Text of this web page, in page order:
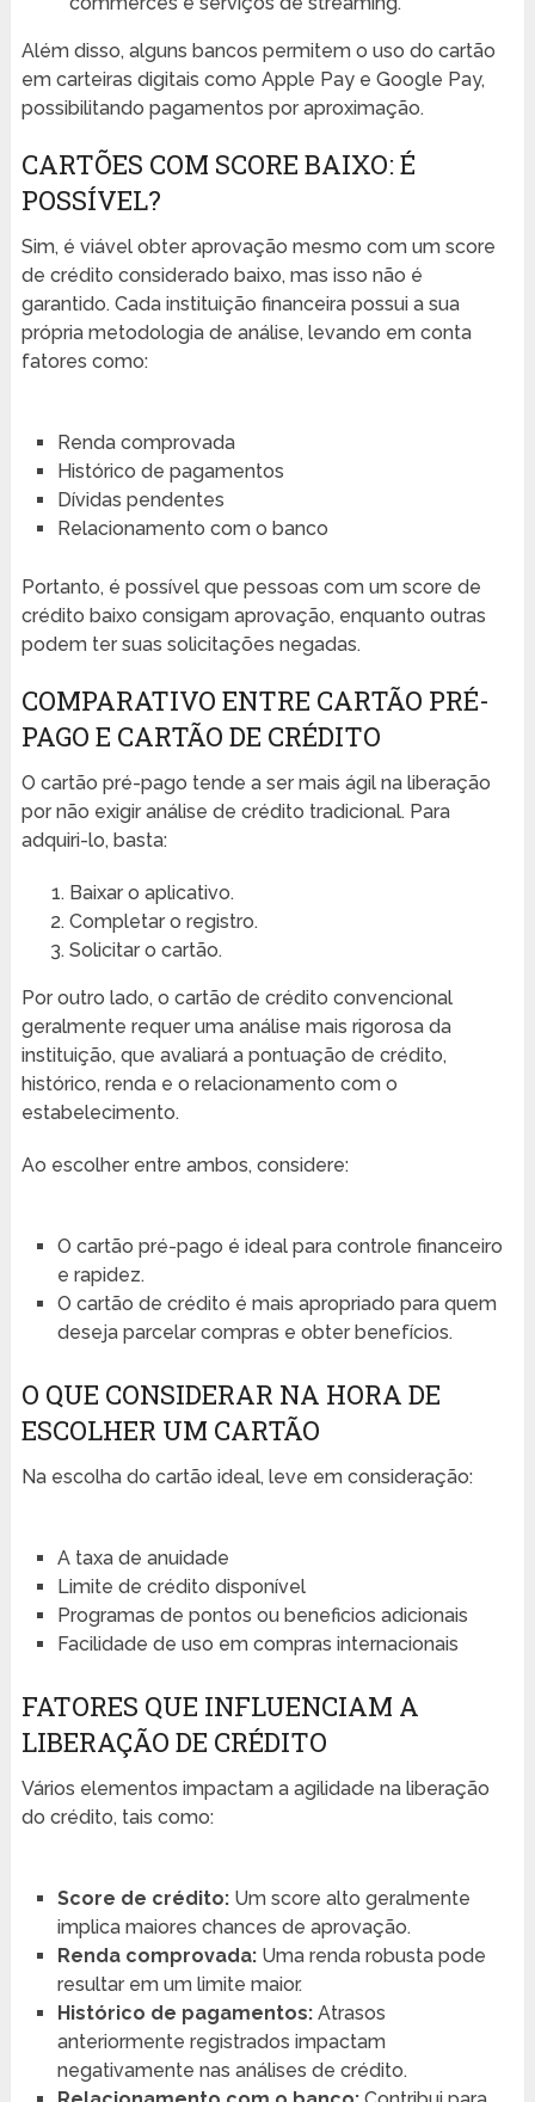
Além disso, alguns bancos permitem o uso do cartão
em carteiras digitais como Apple Pay e Google Pay,
possibilitando pagamentos por aproximação.
CARTÕES COM SCORE BAIXO: É
POSSÍVEL?
Sim, é viável obter aprovação mesmo com um score
de crédito considerado baixo, mas isso não é
garantido. Cada instituição financeira possui a sua
própria metodologia de análise, levando em conta
fatores como:
Renda comprovada
Histórico de pagamentos
Dívidas pendentes
Relacionamento com o banco
Portanto, é possível que pessoas com um score de
crédito baixo consigam aprovação, enquanto outras
podem ter suas solicitações negadas.
COMPARATIVO ENTRE CARTÃO PRÉ-
PAGO E CARTÃO DE CRÉDITO
O cartão pré-pago tende a ser mais ágil na liberação
por não exigir análise de crédito tradicional. Para
adquiri-lo, basta:
Baixar o aplicativo.
Completar o registro.
Solicitar o cartão.
Por outro lado, o cartão de crédito convencional
geralmente requer uma análise mais rigorosa da
instituição, que avaliará a pontuação de crédito,
histórico, renda e o relacionamento com o
estabelecimento.
Ao escolher entre ambos, considere:
O cartão pré-pago é ideal para controle financeiro
e rapidez.
O cartão de crédito é mais apropriado para quem
deseja parcelar compras e obter benefícios.
O QUE CONSIDERAR NA HORA DE
ESCOLHER UM CARTÃO
Na escolha do cartão ideal, leve em consideração:
A taxa de anuidade
Limite de crédito disponível
Programas de pontos ou beneficios adicionais
Facilidade de uso em compras internacionais
FATORES QUE INFLUENCIAM A
LIBERAÇÃO DE CRÉDITO
Vários elementos impactam a agilidade na liberação
do crédito, tais como:
Score de crédito:Um score alto geralmente
implica maiores chances de aprovação.
Renda comprovada:Uma renda robusta pode
resultar em um limite maior.
Histórico de pagamentos:Atrasos
anteriormente registrados impactam
negativamente nas análises de crédito.